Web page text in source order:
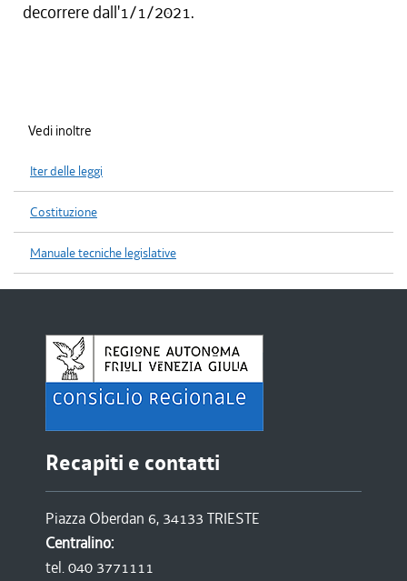
decorrere dall'1/1/2021.
Vedi inoltre
Iter delle leggi
Costituzione
Manuale tecniche legislative
Recapiti e contatti
Piazza Oberdan 6, 34133 TRIESTE
Centralino:
tel. 040 3771111